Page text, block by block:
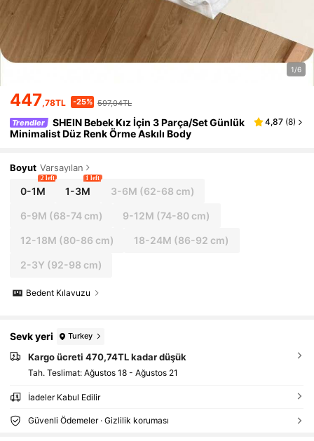
1/6
447,78TL -25% 597,04TL
Trendler
SHEIN Bebek Kız İçin 3 Parça/Set Günlük
Minimalist Düz Renk Örme Askılı Body
4,87 (8)
Boyut Varsayılan
0-1M
2 left
1-3M
1 left
3-6M (62-68 cm)
6-9M (68-74 cm) 9-12M (74-80 cm)
12-18M (80-86 cm) 18-24M (86-92 cm)
2-3Y (92-98 cm)
Bedent Kılavuzu
Sevk yeri Turkey
Kargo ücreti 470,74TL kadar düşük
Tah. Teslimat: Ağustos 18 - Ağustos 21
İadeler Kabul Edilir
Güvenli Ödemeler · Gizlilik koruması